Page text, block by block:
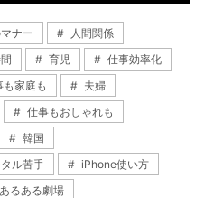
ナー
人間関係
育児
仕事効率化
も家庭も
夫婦
仕事もおしゃれも
韓国
ル苦手
iPhone使い方
るある劇場